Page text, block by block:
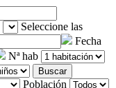
Seleccione las
Fecha
Nª hab
Buscar
Población